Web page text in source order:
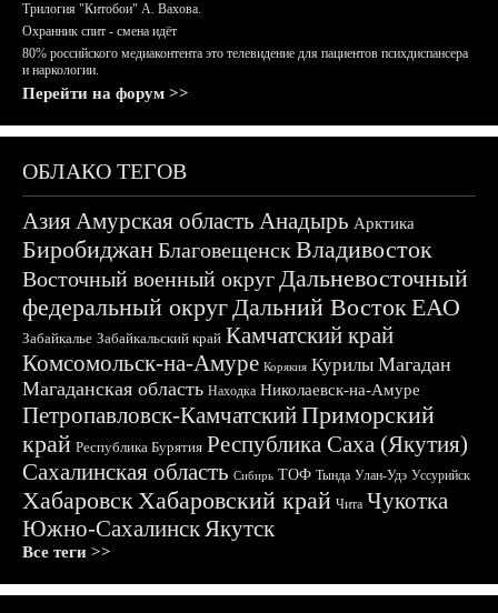
Трилогия "Китобои" А. Вахова.
Охранник спит - смена идёт
80% российского медиаконтента это телевидение для пациентов психдиспансера
и наркологии.
Перейти на форум >>
ОБЛАКО ТЕГОВ
АзияАмурская область Анадырь Арктика
БиробиджанБлаговещенскВладивосток
Восточный военный округДальневосточный
федеральный округДальний ВостокЕАО
Забайкалье Забайкальский край Камчатский край
Комсомольск-на-Амуре Корякия Курилы Магадан
Магаданская область Находка Николаевск-на-Амуре
Петропавловск-КамчатскийПриморский
край Республика Бурятия Республика Саха (Якутия)
Сахалинская область Сибирь ТОФ Тында Улан-Удэ Уссурийск
ХабаровскХабаровский край Чита Чукотка
Южно-СахалинскЯкутск
Все теги >>